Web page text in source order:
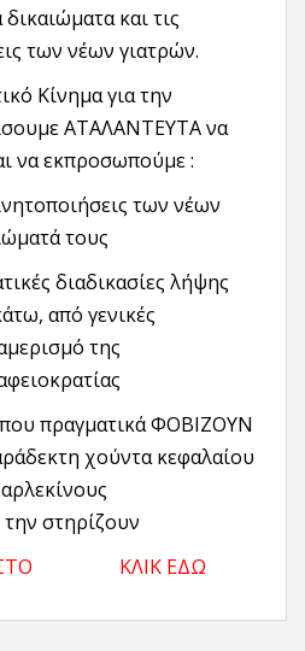
και τις
των νέων γιατρών.
Κίνημα για την
ΑΤΑΛΑΝΤΕΥΤΑ να
να εκπροσωπούμε :
των νέων
τους
διαδικασίες λήψης
από γενικές
της
πραγματικά ΦΟΒΙΖΟΥΝ
χούντα κεφαλαίου
στηρίζουν
ΣΤΟ ΚΛΙΚ ΕΔΩ